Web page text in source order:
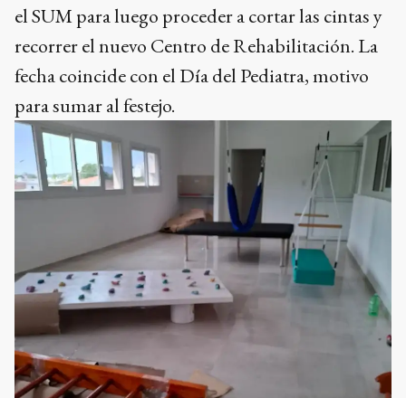
el SUM para luego proceder a cortar las cintas y
recorrer el nuevo Centro de Rehabilitación. La
fecha coincide con el Día del Pediatra, motivo
para sumar al festejo.